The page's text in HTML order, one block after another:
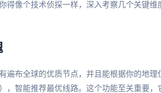
得像个技术侦探一样，深入考察几个关键维
遍布全球的优质节点，并且能根据你的地理
，智能推荐最优线路。这个功能至关重要，